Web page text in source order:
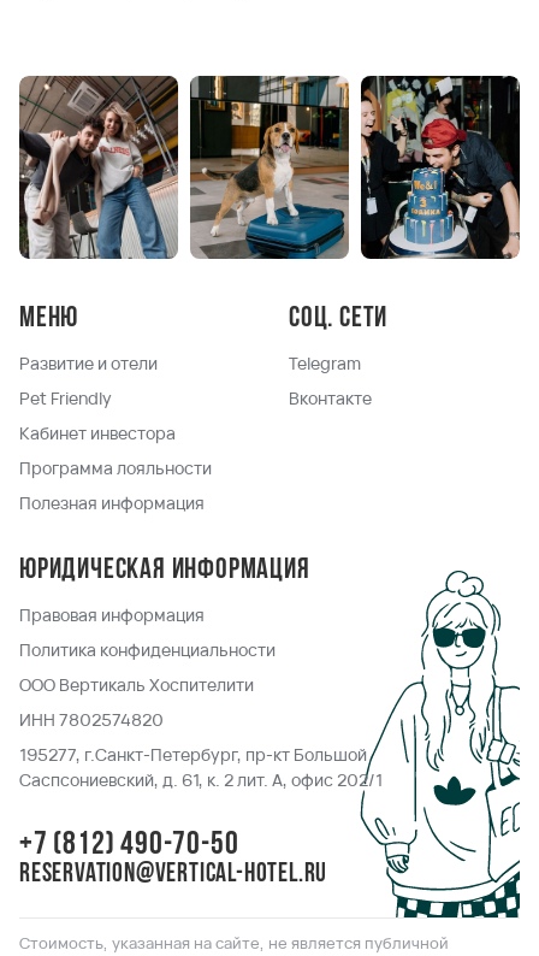
Меню
Развитие и отели
Pet Friendly
Кабинет инвестора
Программа лояльности
Полезная информация
Соц. сети
Telegram
Вконтакте
Юридическая информация
Правовая информация
Политика конфиденциальности
ООО Вертикаль Хоспителити
ИНН 7802574820
195277, г.Санкт-Петербург, пр-кт Большой
Саспсониевский, д. 61, к. 2 лит. А, офис 202/1
+7 (812) 490-70-50
reservation@vertical-hotel.ru
Стоимость, указанная на сайте, не является публичной